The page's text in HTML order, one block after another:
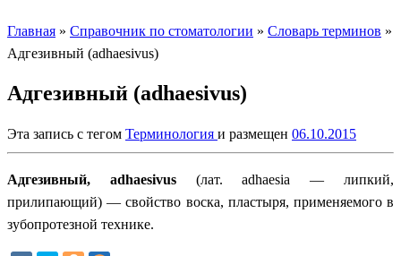
Главная » Справочник по стоматологии » Словарь терминов »
Адгезивный (adhaesivus)
Адгезивный (adhaesivus)
Эта запись с тегом Терминология и размещен 06.10.2015
Адгезивный, adhaesivus (лат.adhaesia— липкий,
прилипающий) — свойство воска, пластыря, применяемого в
зубопротезной технике.